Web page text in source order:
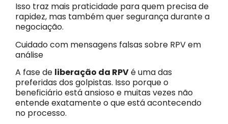
Isso traz mais praticidade para quem precisa de
rapidez, mas também quer segurança durante a
negociação.
Cuidado com mensagens falsas sobre RPV em
análise
A fase de liberação da RPVé uma das
preferidas dos golpistas. Isso porque o
beneficiário está ansioso e muitas vezes não
entende exatamente o que está acontecendo
no processo.